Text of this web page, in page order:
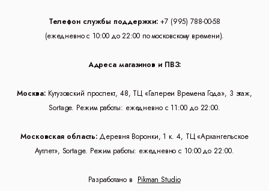
Телефон службы поддержки: +7 (995) 788-00-58
(ежедневно с 10:00 до 22:00 по московскому времени).
Адреса магазинов и ПВЗ:
Москва: Кутузовский проспект, 48, ТЦ «Галереи Времена Года», 3 этаж,
Sortage. Режим работы: ежедневно с 11:00 до 22:00.
Московская область: Деревня Воронки, 1 к. 4, ТЦ «Архангельское
Аутлет», Sortage. Режим работы: ежедневно с 10:00 до 22:00.
Разработано в Pikman Studio